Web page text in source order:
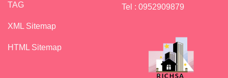
TAG
XML Sitemap
HTML Sitemap
Tel : 0952909879